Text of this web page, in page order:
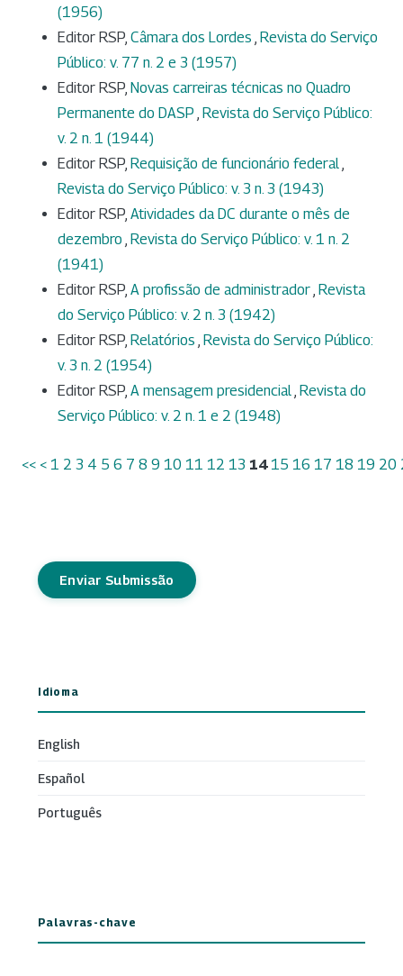
(1956)
Editor RSP, Câmara dos Lordes , Revista do Serviço
Público: v. 77 n. 2 e 3 (1957)
Editor RSP, Novas carreiras técnicas no Quadro
Permanente do DASP , Revista do Serviço Público:
v. 2 n. 1 (1944)
Editor RSP, Requisição de funcionário federal,
Revista do Serviço Público: v. 3 n. 3 (1943)
Editor RSP, Atividades da DC durante o mês de
dezembro , Revista do Serviço Público: v. 1 n. 2
(1941)
Editor RSP, A profissão de administrador, Revista
do Serviço Público: v. 2 n. 3 (1942)
Editor RSP, Relatórios , Revista do Serviço Público:
v. 3 n. 2 (1954)
Editor RSP, A mensagem presidencial, Revista do
Serviço Público: v. 2 n. 1 e 2 (1948)
<< < 1 2 3 4 5 6 7 8 9 10 11 12 13 14 15 16 17 18 19 20
Enviar Submissão
Idioma
English
Español
Português
Palavras-chave